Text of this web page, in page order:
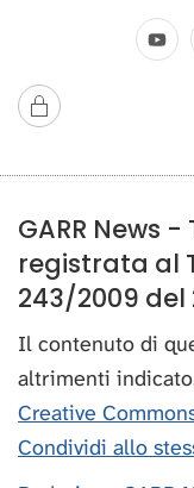
GARR News
registrata al
243/2009 del
Il contenuto di
altrimenti
Creative
Condividi allo